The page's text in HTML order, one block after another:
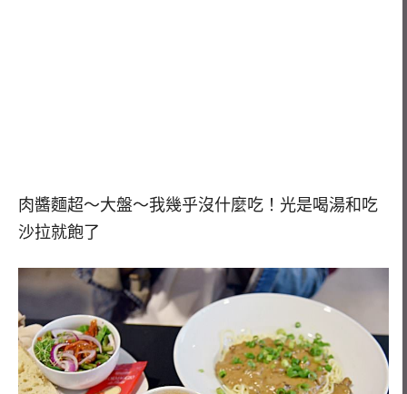
肉醬麵超～大盤～我幾乎沒什麼吃！光是喝湯和吃
沙拉就飽了